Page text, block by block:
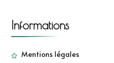
Informations
Mentions légales